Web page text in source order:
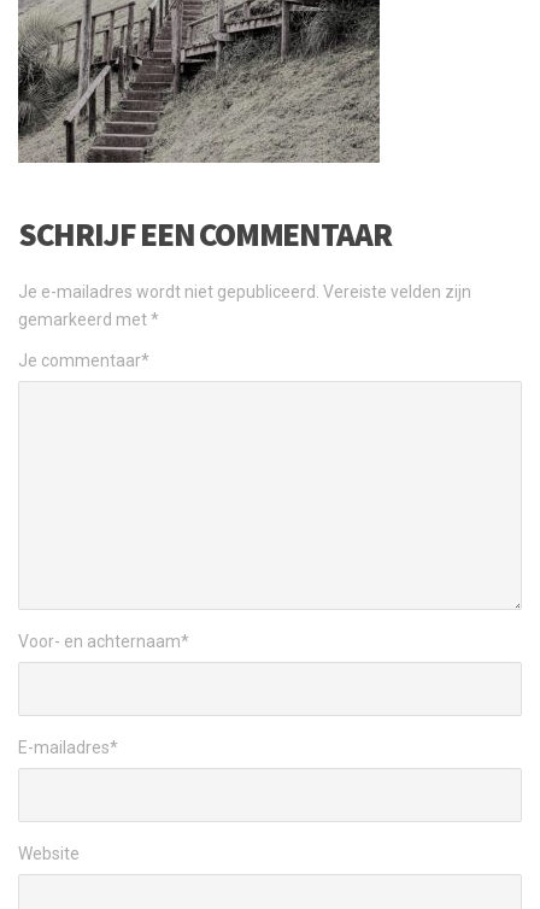
SCHRIJF EEN COMMENTAAR
Je e-mailadres wordt niet gepubliceerd. Vereiste velden zijn
gemarkeerd met*
Je commentaar*
Voor- en achternaam*
E-mailadres*
Website